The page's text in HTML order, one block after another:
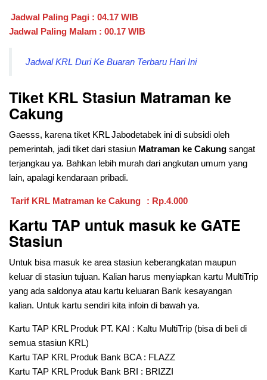
Jadwal Paling Pagi : 04.17 WIB
Jadwal Paling Malam : 00.17 WIB
Jadwal KRL Duri Ke Buaran Terbaru Hari Ini
Tiket KRL Stasiun Matraman ke
Cakung
Gaesss, karena tiket KRL Jabodetabek ini di subsidi oleh
pemerintah, jadi tiket dari stasiun Matraman ke Cakung sangat
terjangkau ya. Bahkan lebih murah dari angkutan umum yang
lain, apalagi kendaraan pribadi.
Tarif KRL Matraman ke Cakung : Rp.4.000
Kartu TAP untuk masuk ke GATE
Stasiun
Untuk bisa masuk ke area stasiun keberangkatan maupun
keluar di stasiun tujuan. Kalian harus menyiapkan kartu MultiTrip
yang ada saldonya atau kartu keluaran Bank kesayangan
kalian. Untuk kartu sendiri kita infoin di bawah ya.
Kartu TAP KRL Produk PT. KAI : Kaltu MultiTrip (bisa di beli di
semua stasiun KRL)
Kartu TAP KRL Produk Bank BCA : FLAZZ
Kartu TAP KRL Produk Bank BRI : BRIZZI